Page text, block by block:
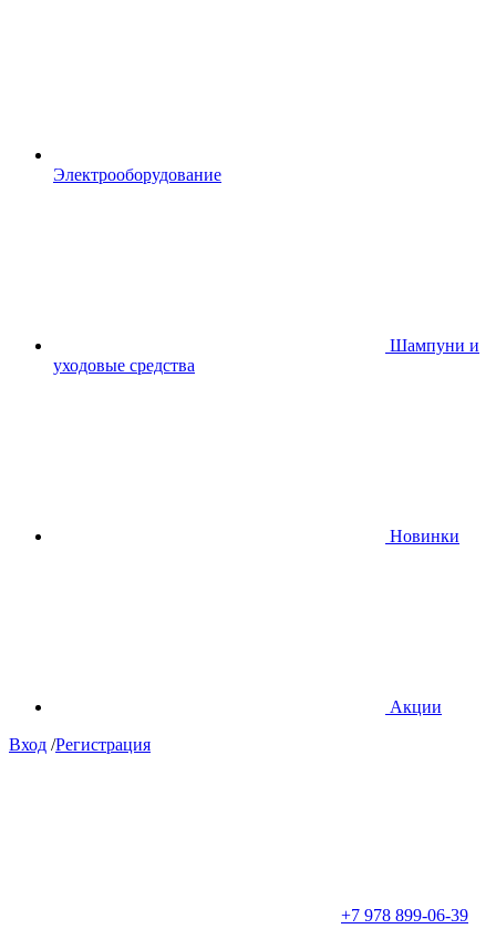
Электрооборудование
Шампуни и
уходовые средства
Новинки
Акции
Вход /Регистрация
+7 978 899-06-39